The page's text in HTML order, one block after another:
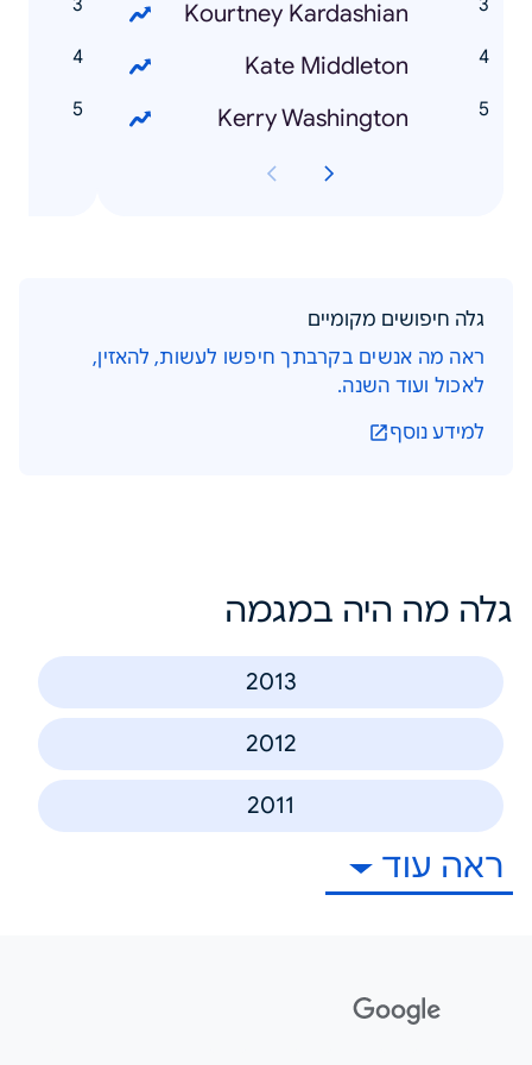
Kourtney Kardashian
Kate Middleton
Kerry Washington
גלה חיפושים מקומיים
ראה מה אנשים בקרבתך חיפשו לעשות, להאזין,
לאכול ועוד השנה.
למידע נוסף
גלה מה היה במגמה
2013
2012
2011
ראה עוד